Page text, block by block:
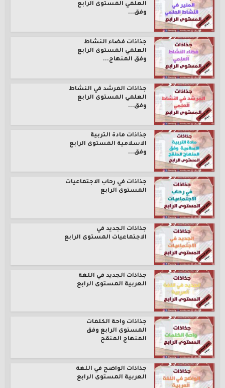
العلمي المستوى الرابع
وفق...
جذاذات فضاء النشاط
العلمي المستوى الرابع
وفق المنهاج...
جذاذات المرشد في النشاط
العلمي المستوى الرابع
وفق...
جذاذات مادة التربية
الاسلامية المستوى الرابع
وفق...
جذاذات في رحاب الاجتماعيات
المستوى الرابع
جذاذات الجديد في
الاجتماعيات المستوى الرابع
جذاذات الجديد في اللغة
العربية المستوى الرابع
جذاذات واحة الكلمات
المستوى الرابع وفق
المنهاج المنقح
جذاذات الواضح في اللغة
العربية المستوى الرابع